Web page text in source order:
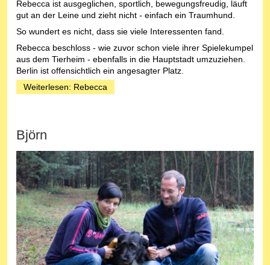
Rebecca ist ausgeglichen, sportlich, bewegungsfreudig, läuft
gut an der Leine und zieht nicht - einfach ein Traumhund.
So wundert es nicht, dass sie viele Interessenten fand.
Rebecca beschloss - wie zuvor schon viele ihrer Spielekumpel
aus dem Tierheim - ebenfalls in die Hauptstadt umzuziehen.
Berlin ist offensichtlich ein angesagter Platz.
Weiterlesen: Rebecca
Björn